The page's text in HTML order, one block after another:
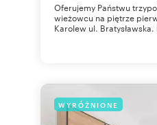
Oferujemy Państwu
wieżowcu na piętrze
Karolew ul.
WYRÓŻNIONE